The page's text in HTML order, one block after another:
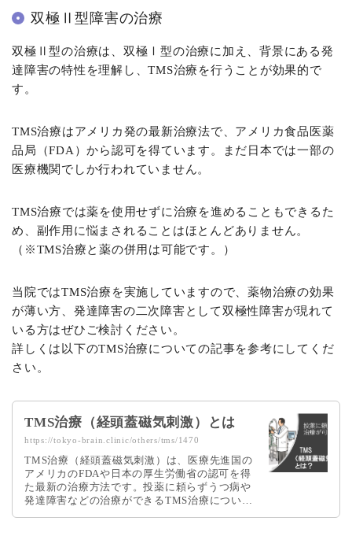
双極Ⅱ型障害の治療
双極Ⅱ型の治療は、双極Ⅰ型の治療に加え、背景にある発
達障害の特性を理解し、TMS治療を行うことが効果的で
す。
TMS治療はアメリカ発の最新治療法で、アメリカ食品医薬
品局（FDA）から認可を得ています。まだ日本では一部の
医療機関でしか行われていません。
TMS治療では薬を使用せずに治療を進めることもできるた
め、副作用に悩まされることはほとんどありません。
（※TMS治療と薬の併用は可能です。）
当院ではTMS治療を実施していますので、薬物治療の効果
が薄い方、発達障害の二次障害として双極性障害が現れて
いる方はぜひご検討ください。
詳しくは以下のTMS治療についての記事を参考にしてくだ
さい。
TMS治療（経頭蓋磁気刺激）とは
https://tokyo-brain.clinic/others/tms/1470
TMS治療（経頭蓋磁気刺激）は、医療先進国の
アメリカのFDAや日本の厚生労働省の認可を得
た最新の治療方法です。投薬に頼らずうつ病や
発達障害などの治療ができるTMS治療につい